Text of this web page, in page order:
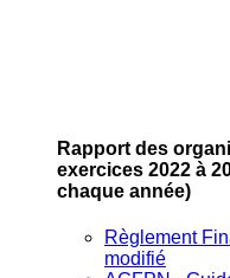
Rapport des
exercices 2022 à
chaque année)
Règlement
modifié